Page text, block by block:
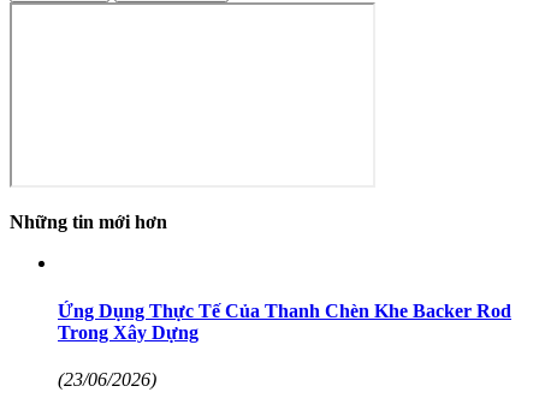
Những tin mới hơn
Ứng Dụng Thực Tế Của Thanh Chèn Khe Backer Rod
Trong Xây Dựng
(23/06/2026)